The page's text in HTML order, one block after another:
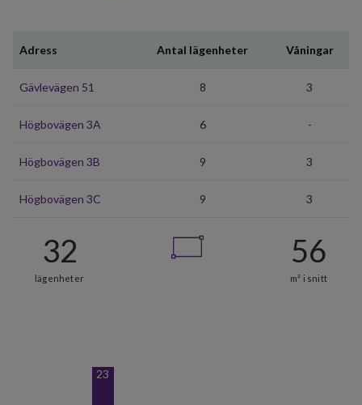
Adress Antal lägenheter Våningar
Gävlevägen 51 8 3
Högbovägen 3A 6 -
Högbovägen 3B 9 3
Högbovägen 3C 9 3
23